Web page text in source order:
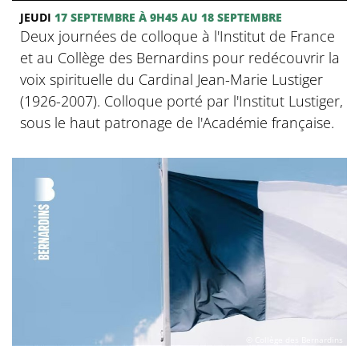
JEUDI 17 SEPTEMBRE À 9H45 AU 18 SEPTEMBRE
Deux journées de colloque à l'Institut de France
et au Collège des Bernardins pour redécouvrir la
voix spirituelle du Cardinal Jean-Marie Lustiger
(1926-2007). Colloque porté par l'Institut Lustiger,
sous le haut patronage de l'Académie française.